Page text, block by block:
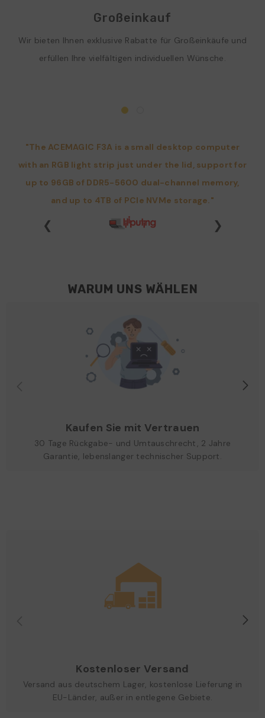
Großeinkauf
Wir bieten Ihnen exklusive Rabatte für Großeinkäufe und
erfüllen Ihre vielfältigen individuellen Wünsche.
"The ACEMAGIC F3A is a small desktop computer
with an RGB light strip just under the lid, support for
up to 96GB of DDR5-5600 dual-channel memory,
and up to 4TB of PCIe NVMe storage."
❮ ❯
WARUM UNS WÄHLEN
Kaufen Sie mit Vertrauen
30 Tage Rückgabe- und Umtauschrecht, 2 Jahre
Garantie, lebenslanger technischer Support.
Kostenloser Versand
Versand aus deutschem Lager, kostenlose Lieferung in
EU-Länder, außer in entlegene Gebiete.